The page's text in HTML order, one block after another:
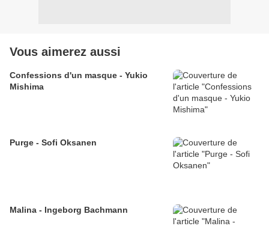
Vous aimerez aussi
Confessions d'un masque - Yukio
Mishima
Purge - Sofi Oksanen
Malina - Ingeborg Bachmann